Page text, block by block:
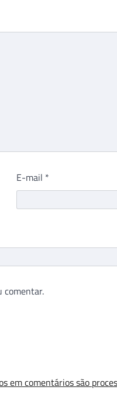
E-mail *
comentar.
em comentários são